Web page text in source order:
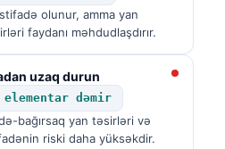
olunur, amma yan
faydanı məhdudlaşdırır.
uzaq durun
elementar dəmir
bağırsaq yan təsirləri və
riski daha yüksəkdir.